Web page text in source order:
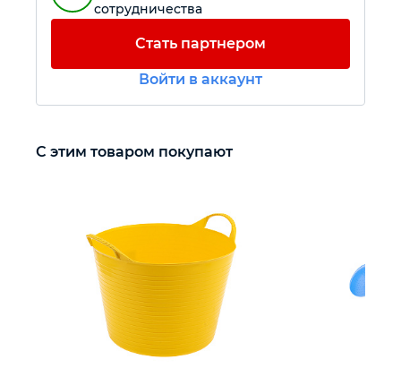
Силовое оборудование
Автомобильный инструмент
Крепежный инструмент
Прочий инструмент
сотрудничества
Стать партнером
Войти в аккаунт
С этим товаром покупают